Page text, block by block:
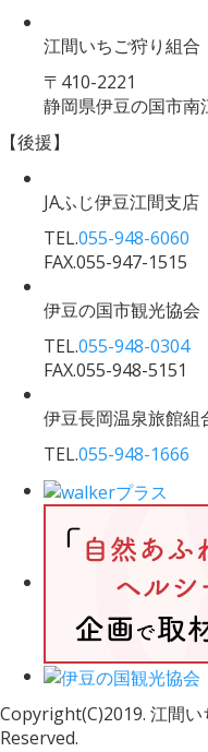
江間いちご狩り組合
〒410-2221
静岡県伊豆の国市南
【後援】
JAふじ伊豆江間支店
TEL.055-948-6060
FAX.055-947-1515
伊豆の国市観光協会
TEL.055-948-0304
FAX.055-948-5151
伊豆長岡温泉旅館組
TEL.055-948-1666
Copyright(C)2019. 江間
Reserved.